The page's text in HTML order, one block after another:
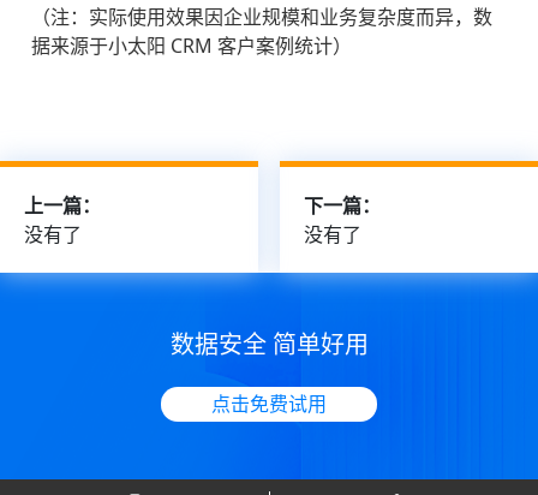
（注：实际使用效果因企业规模和业务复杂度而异，数
据来源于小太阳 CRM 客户案例统计）
上一篇：
没有了
下一篇：
没有了
数据安全 简单好用
点击免费试用